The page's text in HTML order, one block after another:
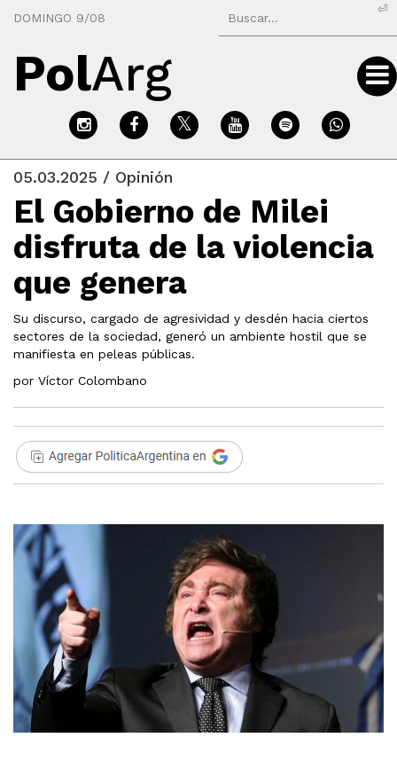
DOMINGO 9/08
⏎
PolArg
05.03.2025 / Opinión
El Gobierno de Milei
disfruta de la violencia
que genera
Su discurso, cargado de agresividad y desdén hacia ciertos
sectores de la sociedad, generó un ambiente hostil que se
manifiesta en peleas públicas.
por Víctor Colombano